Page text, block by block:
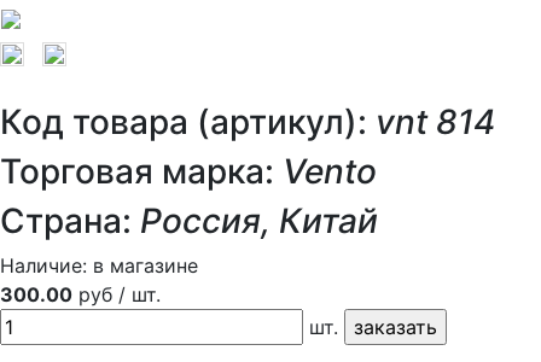
Код товара (артикул): vnt 814
Торговая марка: Vento
Страна: Россия, Китай
Наличие: в магазине
300.00 руб / шт.
шт.